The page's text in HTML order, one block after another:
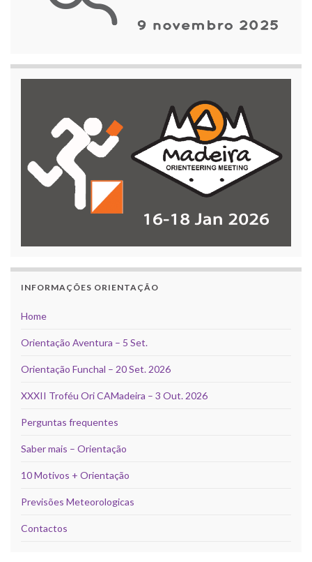
INFORMAÇÕES ORIENTAÇÃO
Home
Orientação Aventura – 5 Set.
Orientação Funchal – 20 Set. 2026
XXXII Troféu Ori CAMadeira – 3 Out. 2026
Perguntas frequentes
Saber mais – Orientação
10 Motivos + Orientação
Previsões Meteorologicas
Contactos